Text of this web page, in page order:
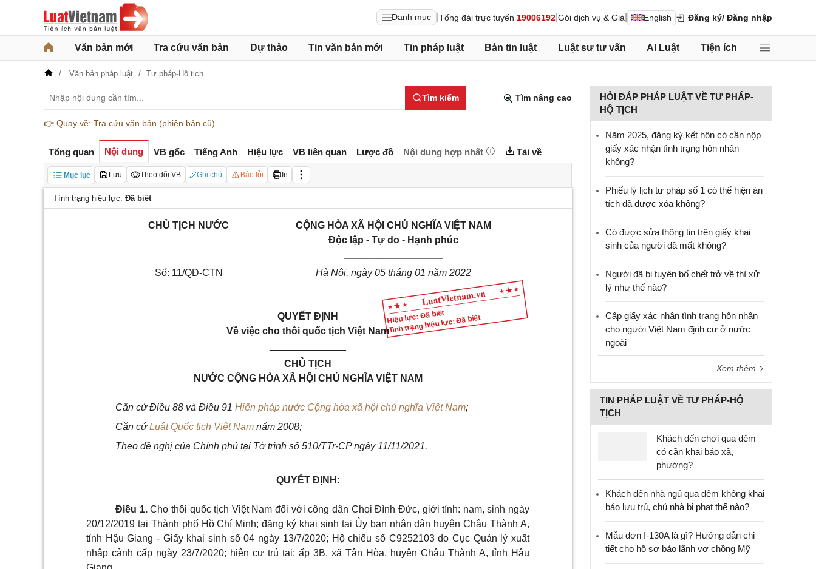
Danh mục Tổng đài trực tuyến 19006192 Gói dịch vụ & Giá English Đăng ký/ Đăng nhập
Văn bản mới Tra cứu văn bản Dự thảo Tin văn bản mới Tin pháp luật Bản tin luật Luật sư tư vấn AI Luật Tiện ích
Văn bản pháp luật Tư pháp-Hộ tịch
Tìm kiếm Tìm nâng cao
👉 Quay về: Tra cứu văn bản (phiên bản cũ)
Tổng quan Nội dung VB gốc Tiếng Anh Hiệu lực VB liên quan Lược đồ Nội dung hợp nhất Tải về
Mục lục Lưu Theo dõi VB Ghi chú Báo lỗi In
Tình trạng hiệu lực: Đã biết
Hiệu lực: Đã biết
Tình trạng hiệu lực: Đã biết
CHỦ TỊCH NƯỚC
CỘNG HÒA XÃ HỘI CHỦ NGHĨA VIỆT NAM
Độc lập - Tự do - Hạnh phúc
Số: 11/QĐ-CTN
Hà Nội, ngày 05 tháng 01 năm 2022
QUYẾT ĐỊNH
Về việc cho thôi quốc tịch Việt Nam
CHỦ TỊCH
NƯỚC CỘNG HÒA XÃ HỘI CHỦ NGHĨA VIỆT NAM
Căn cứ Điều 88 và Điều 91 Hiến pháp nước Cộng hòa xã hội chủ nghĩa Việt Nam;
Căn cứLuật Quốc tịch Việt Nam năm 2008;
Theo đề nghị của Chính phủ tại Tờ trình số 510/TTr-CP ngày 11/11/2021.
QUYẾT ĐỊNH:
Điều 1. Cho thôi quốc tịch Việt Nam đối với công dân Choi Đình Đức, giới tính: nam, sinh ngày
20/12/2019 tại Thành phố Hồ Chí Minh; đăng ký khai sinh tại Ủy ban nhân dân huyện Châu Thành A,
tỉnh Hậu Giang - Giấy khai sinh số 04 ngày 13/7/2020; Hộ chiếu số C9252103 do Cục Quản lý xuất
nhập cảnh cấp ngày 23/7/2020; hiện cư trú tại: ấp 3B, xã Tân Hòa, huyện Châu Thành A, tỉnh Hậu
HỎI ĐÁP PHÁP LUẬT VỀ TƯ PHÁP-
HỘ TỊCH
Năm 2025, đăng ký kết hôn có cần nộp
giấy xác nhận tình trạng hôn nhân
không?
Phiếu lý lịch tư pháp số 1 có thể hiện án
tích đã được xóa không?
Có được sửa thông tin trên giấy khai
sinh của người đã mất không?
Người đã bị tuyên bố chết trở về thì xử
lý như thế nào?
Cấp giấy xác nhận tình trạng hôn nhân
cho người Việt Nam định cư ở nước
ngoài
Xem thêm
TIN PHÁP LUẬT VỀ TƯ PHÁP-HỘ
TỊCH
Khách đến chơi qua đêm
có cần khai báo xã,
phường?
Khách đến nhà ngủ qua đêm không khai
báo lưu trú, chủ nhà bị phạt thế nào?
Mẫu đơn I-130A là gì? Hướng dẫn chi
tiết cho hồ sơ bảo lãnh vợ chồng Mỹ